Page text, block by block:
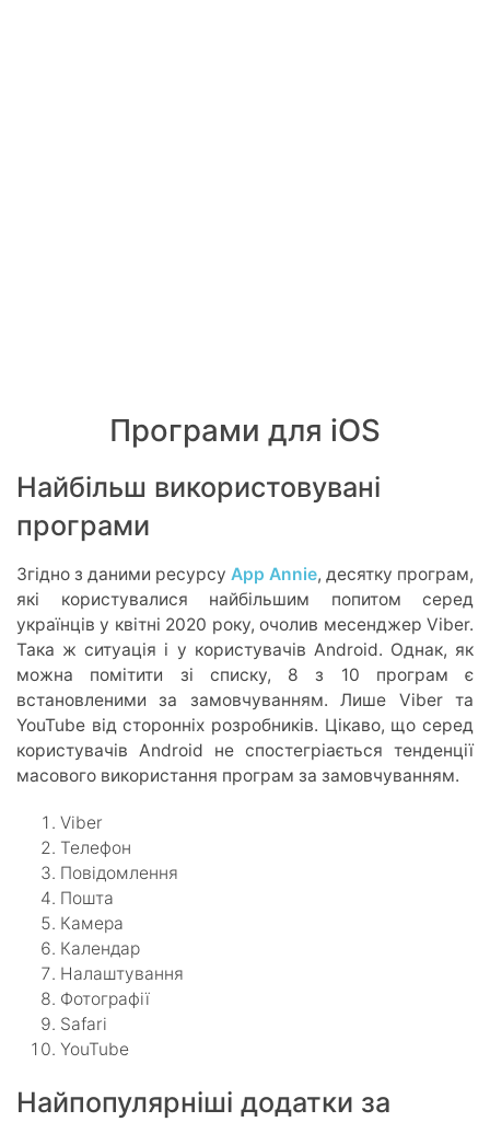
Програми для iOS
Найбільш використовувані
програми
Згідно з даними ресурсу App Annie, десятку програм,
які користувалися найбільшим попитом серед
українців у квітні 2020 року, очолив месенджер Viber.
Така ж ситуація і у користувачів Android. Однак, як
можна помітити зі списку, 8 з 10 програм є
встановленими за замовчуванням. Лише Viber та
YouTube від сторонніх розробників. Цікаво, що серед
користувачів Android не спостегріається тенденції
масового використання програм за замовчуванням.
Viber
Телефон
Повідомлення
Пошта
Камера
Календар
Налаштування
Фотографії
Safari
YouTube
Найпопулярніші додатки за